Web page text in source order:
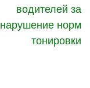
водителей за
нарушение норм
тонировки